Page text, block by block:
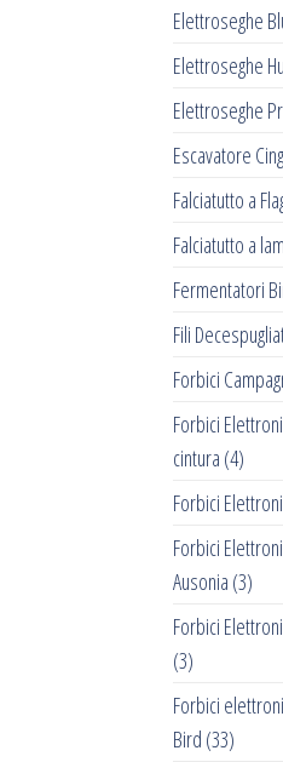
Elettroseghe
Elettroseghe
Elettroseghe
Escavatore
Falciatutto a
Falciatutto a
Fermentatori
Fili
Forbici
Forbici
cintura (4)
Forbici
Forbici
Ausonia (3)
Forbici
(3)
Forbici
Bird (33)